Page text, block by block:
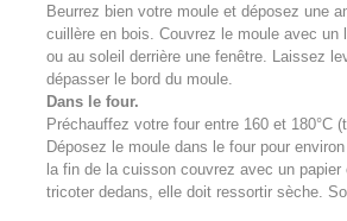
Beurrez bien votre moule et déposez une
cuillère en bois. Couvrez le moule avec un
ou au soleil derrière une fenêtre. Laissez
dépasser le bord du moule.
Dans le four.
Préchauffez votre four entre 160 et 180°C
Déposez le moule dans le four pour
la fin de la cuisson couvrez avec un
tricoter dedans, elle doit ressortir sèche.